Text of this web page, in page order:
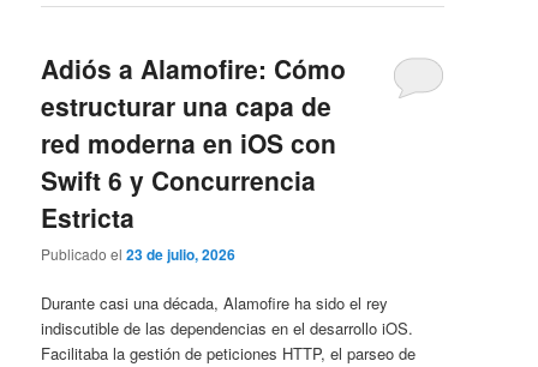
Adiós a Alamofire: Cómo
estructurar una capa de
red moderna en iOS con
Swift 6 y Concurrencia
Estricta
Publicado el23 de julio, 2026
Durante casi una década, Alamofire ha sido el rey
indiscutible de las dependencias en el desarrollo iOS.
Facilitaba la gestión de peticiones HTTP, el parseo de